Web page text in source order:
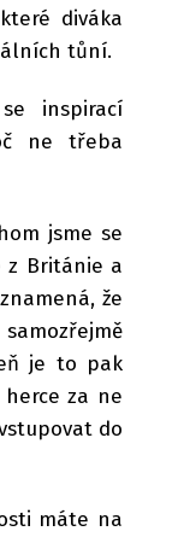
diváka
tůní.
inspirací
ne třeba
jsme se
z Británie a
že
je to pak
za ne
do
máte na